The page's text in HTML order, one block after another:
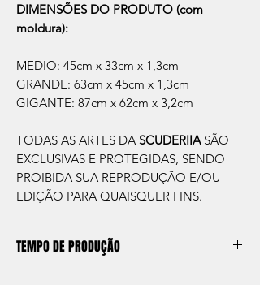
DIMENSÕES DO PRODUTO (com
moldura):
MEDIO: 45cm x 33cm x 1,3cm
GRANDE: 63cm x 45cm x 1,3cm
GIGANTE: 87cm x 62cm x 3,2cm
TODAS AS ARTES DA SCUDERIIA SÃO
EXCLUSIVAS E PROTEGIDAS, SENDO
PROIBIDA SUA REPRODUÇÃO E/OU
EDIÇÃO PARA QUAISQUER FINS.
TEMPO DE PRODUÇÃO